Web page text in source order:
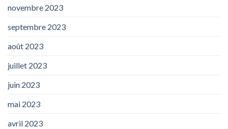
novembre 2023
septembre 2023
août 2023
juillet 2023
juin 2023
mai 2023
avril 2023